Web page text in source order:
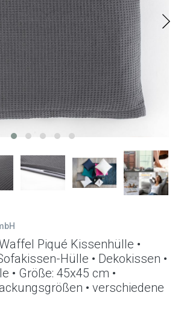
Piqué Kissenhülle •
Hülle • Dekokissen •
• Größe: 45x45 cm •
• verschiedene